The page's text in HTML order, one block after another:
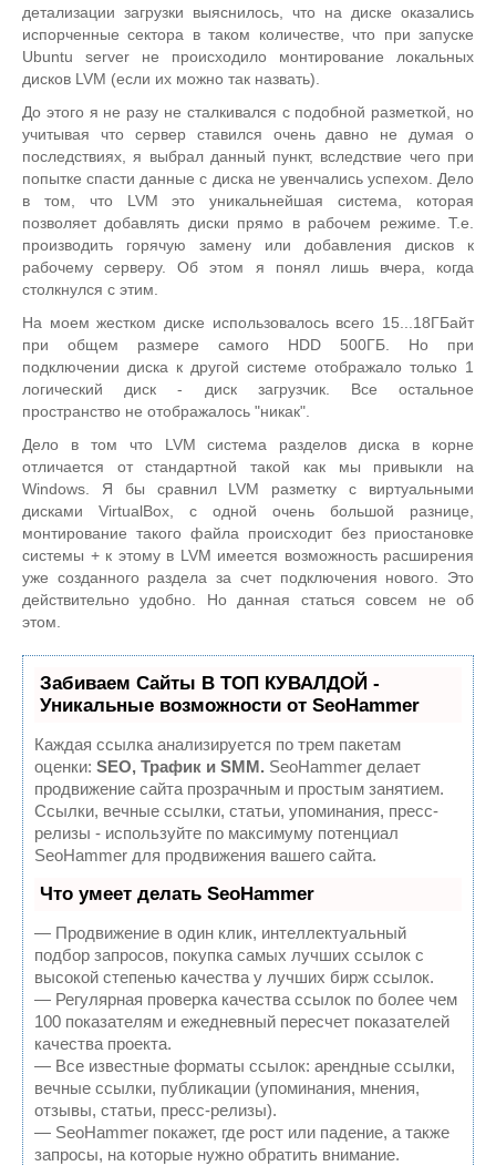
детализации загрузки выяснилось, что на диске оказались
испорченные сектора в таком количестве, что при запуске
Ubuntu server не происходило монтирование локальных
дисков LVM (если их можно так назвать).
До этого я не разу не сталкивался с подобной разметкой, но
учитывая что сервер ставился очень давно не думая о
последствиях, я выбрал данный пункт, вследствие чего при
попытке спасти данные с диска не увенчались успехом. Дело
в том, что LVM это уникальнейшая система, которая
позволяет добавлять диски прямо в рабочем режиме. Т.е.
производить горячую замену или добавления дисков к
рабочему серверу. Об этом я понял лишь вчера, когда
столкнулся с этим.
На моем жестком диске использовалось всего 15...18ГБайт
при общем размере самого HDD 500ГБ. Но при
подключении диска к другой системе отображало только 1
логический диск - диск загрузчик. Все остальное
пространство не отображалось "никак".
Дело в том что LVM система разделов диска в корне
отличается от стандартной такой как мы привыкли на
Windows. Я бы сравнил LVM разметку с виртуальными
дисками VirtualBox, с одной очень большой разнице,
монтирование такого файла происходит без приостановке
системы + к этому в LVM имеется возможность расширения
уже созданного раздела за счет подключения нового. Это
действительно удобно. Но данная статься совсем не об
этом.
Забиваем Сайты В ТОП КУВАЛДОЙ -
Уникальные возможности от SeoHammer
Каждая ссылка анализируется по трем пакетам
оценки: SEO, Трафик и SMM. SeoHammer делает
продвижение сайта прозрачным и простым занятием.
Ссылки, вечные ссылки, статьи, упоминания, пресс-
релизы - используйте по максимуму потенциал
SeoHammer для продвижения вашего сайта.
Что умеет делать SeoHammer
— Продвижение в один клик, интеллектуальный
подбор запросов, покупка самых лучших ссылок с
высокой степенью качества у лучших бирж ссылок.
— Регулярная проверка качества ссылок по более чем
100 показателям и ежедневный пересчет показателей
качества проекта.
— Все известные форматы ссылок: арендные ссылки,
вечные ссылки, публикации (упоминания, мнения,
отзывы, статьи, пресс-релизы).
— SeoHammer покажет, где рост или падение, а также
запросы, на которые нужно обратить внимание.